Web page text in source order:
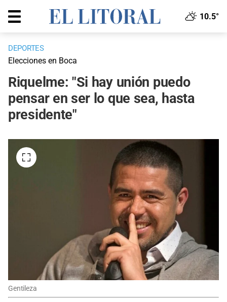
10.5°
DEPORTES
Elecciones en Boca
Riquelme: "Si hay unión puedo
pensar en ser lo que sea, hasta
presidente"
Gentileza